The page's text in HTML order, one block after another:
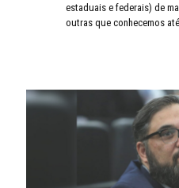
estaduais e federais) de
outras que conhecemos